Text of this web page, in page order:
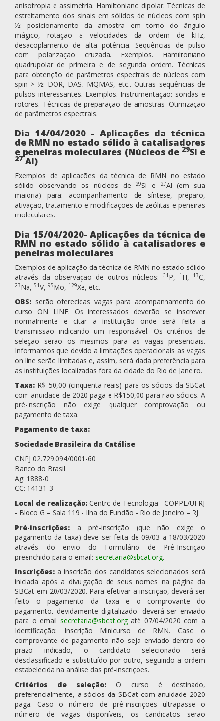
anisotropia e assimetria. Hamiltoniano dipolar. Técnicas de
estreitamento dos sinais em sólidos de núcleos com spin
½: posicionamento da amostra em torno do ângulo
mágico, rotação a velocidades da ordem de kHz,
desacoplamento de alta potência. Sequências de pulso
com polarização cruzada. Exemplos. Hamiltoniano
quadrupolar de primeira e de segunda ordem. Técnicas
para obtenção de parâmetros espectrais de núcleos com
spin > ½: DOR, DAS, MQMAS, etc.. Outras sequências de
pulsos interessantes. Exemplos. Instrumentação: sondas e
rotores. Técnicas de preparação de amostras. Otimização
de parâmetros espectrais.
Dia 14/04/2020 - Aplicações da técnica
de RMN no estado sólido à catalisadores
e peneiras moleculares (Núcleos de 29Si e
27Al)
Exemplos de aplicações da técnica de RMN no estado
sólido observando os núcleos de29Si e 27Al (em sua
maioria) para: acompanhamento de síntese, preparo,
ativação, tratamento e modificações de zeólitas e peneiras
moleculares.
Dia 15/04/2020- Aplicações da técnica de
RMN no estado sólido à catalisadores e
peneiras moleculares
Exemplos de aplicação da técnica de RMN no estado sólido
através da observação de outros núcleos:
31 P, 1 H, 13C,
23Na, 51V, 95Mo, 129Xe, etc.
OBS: serão oferecidas vagas para acompanhamento do
curso ON LINE. Os interessados deverão se inscrever
normalmente e citar a instituição onde será feita a
transmissão indicando um responsável. Os critérios de
seleção serão os mesmos para as vagas presenciais.
Informamos que devido a limitações operacionais as vagas
on line serão limitadas e, assim, será dada preferência para
as instituições localizadas fora da cidade do Rio de Janeiro.
Taxa: R$ 50,00 (cinquenta reais) para os sócios da SBCat
com anuidade de 2020 paga e R$150,00 para não sócios. A
pré-inscrição não exige qualquer comprovação ou
pagamento de taxa.
Pagamento de taxa:
Sociedade Brasileira da Catálise
CNPJ 02.729.094/0001-60
Banco do Brasil
Ag: 1888-0
CC: 14131-3
Local de realização: Centro de Tecnologia - COPPE/UFRJ
- Bloco G – Sala 119 - Ilha do Fundão - Rio de Janeiro – RJ
Pré-inscrições: a pré-inscrição (que não exige o
pagamento da taxa) deve ser feita de 09/03 a 18/03/2020
através do envio do Formulário de Pré-Inscrição
preenchido para o email: secretaria@sbcat.org.
Inscrições: a inscrição dos candidatos selecionados será
iniciada após a divulgação de seus nomes na página da
SBCat em 20/03/2020. Para efetivar a inscrição, deverá ser
feito o pagamento da taxa e o comprovante do
pagamento, devidamente digitalizado, deverá ser enviado
para o email secretaria@sbcat.orgaté 07/04/2020 com a
Identificação: Inscrição Minicurso de RMN. Caso o
comprovante de pagamento não seja enviado dentro do
prazo indicado, o candidato selecionado será
desclassificado e substituído por outro, seguindo a ordem
estabelecida na análise das pré-inscrições.
Critérios de seleção: O curso é destinado,
preferencialmente, a sócios da SBCat com anuidade 2020
paga. Caso o número de pré-inscrições ultrapasse o
número de vagas disponíveis, os candidatos serão